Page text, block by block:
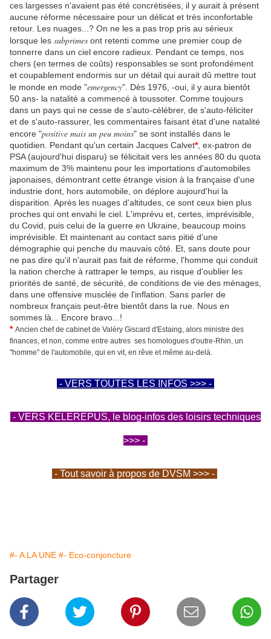
ces largesses n'avaient pas été concrétisées, il y aurait à présent
aucune réforme nécessaire pour un délicat et très inconfortable
retour. Les nuages...? On ne les a pas trop pris au sérieux
lorsque les subprimes ont retenti comme une premier coup de
tonnerre dans un ciel encore radieux. Pendant ce temps, nos
chers (en termes de coûts) responsables se sont profondément
et coupablement endormis sur un détail qui aurait dû mettre tout
le monde en mode "emergency". Dès 1976, -oui, il y aura bientôt
50 ans- la natalité a commencé à toussoter. Comme toujours
dans un pays qui ne cesse de s'auto-célébrer, de s'auto-féliciter
et de s'auto-rassurer, les commentaires faisant état d'une natalité
encore "positive mais un peu moins" se sont installés dans le
quotidien. Pendant qu'un certain Jacques Calvet*, ex-patron de
PSA (aujourd'hui disparu) se félicitait vers les années 80 du quota
maximum de 3% maintenu pour les importations d'automobiles
japonaises, démontrant cette étrange vision à la française d'une
industrie dont, hors automobile, on déplore aujourd'hui la
disparition. Après les nuages d'altitudes, ce sont ceux bien plus
proches qui ont envahi le ciel. L'imprévu et, certes, imprévisible,
du Covid, puis celui de la guerre en Ukraine, beaucoup moins
imprévisible. Et maintenant au contact sans pitié d'une
démographie qui penche du mauvais côté. Et, sans doute pour
ne pas dire qu'il n'aurait pas fait de réforme, l'homme qui conduit
la nation cherche à rattraper le temps, au risque d'oublier les
priorités de santé, de sécurité, de conditions de vie des ménages,
dans une offensive musclée de l'inflation. Sans parler de
nombreux français peut-être bientôt dans la rue. Nous en
sommes là... Encore bravo...!
* Ancien chef de cabinet de Valéry Giscard d'Estaing, alors ministre des
finances, et non, comme entre autres ses homologues d'outre-Rhin, un
"homme" de l'automobile, qui en vit, en rêve et même au-delà.
- VERS TOUTES LES INFOS >>> -
- VERS KELEREPUS, le blog-infos des loisirs techniques
>>> -
- Tout savoir à propos de DVSM >>> -
#- A LA UNE #- Eco-conjoncture
Partager